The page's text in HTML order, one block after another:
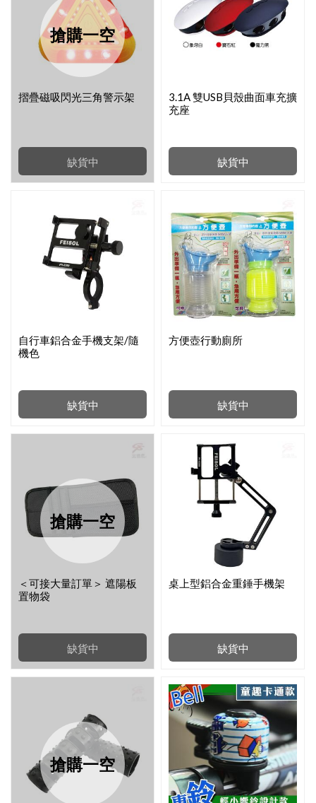
搶購一空
缺貨中
摺疊磁吸閃光三角警示架
缺貨中
3.1A 雙USB貝殼曲面車充擴
充座
缺貨中
自行車鋁合金手機支架/隨
機色
缺貨中
方便壺行動廁所
搶購一空
缺貨中
＜可接大量訂單＞ 遮陽板
置物袋
缺貨中
桌上型鋁合金重錘手機架
搶購一空